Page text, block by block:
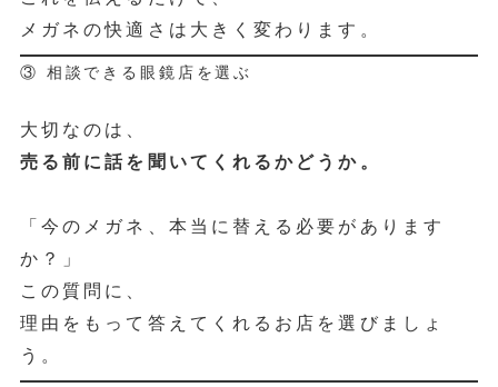
メガネの快適さは大きく変わります。
③ 相談できる眼鏡店を選ぶ
大切なのは、
売る前に話を聞いてくれるかどうか。
「今のメガネ、本当に替える必要があります
か？」
この質問に、
理由をもって答えてくれるお店を選びましょ
う。